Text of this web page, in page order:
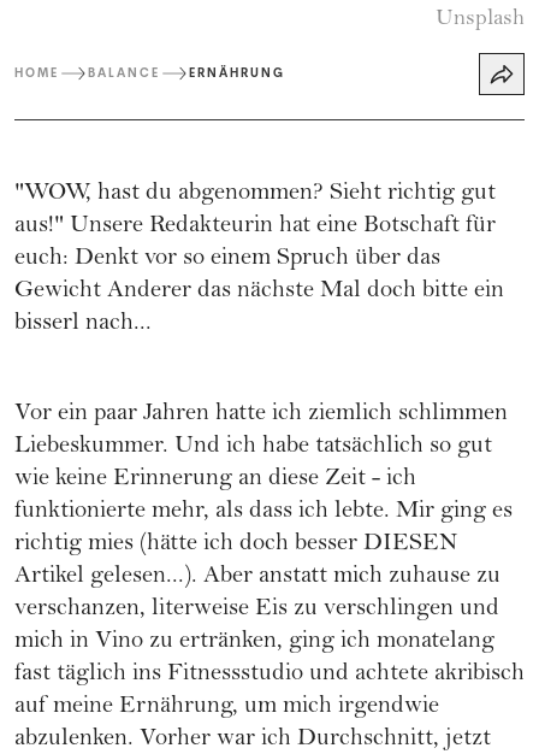
Unsplash
HOME BALANCE ERNÄHRUNG
"WOW, hast du abgenommen? Sieht richtig gut
aus!" Unsere Redakteurin hat eine Botschaft für
euch: Denkt vor so einem Spruch über das
Gewicht Anderer das nächste Mal doch bitte ein
bisserl nach...
Vor ein paar Jahren hatte ich ziemlich schlimmen
Liebeskummer. Und ich habe tatsächlich so gut
wie keine Erinnerung an diese Zeit - ich
funktionierte mehr, als dass ich lebte. Mir ging es
richtig mies (hätte ich doch besser DIESEN
Artikel gelesen...). Aber anstatt mich zuhause zu
verschanzen, literweise Eis zu verschlingen und
mich in Vino zu ertränken, ging ich monatelang
fast täglich ins Fitnessstudio und achtete akribisch
auf meine Ernährung, um mich irgendwie
abzulenken. Vorher war ich Durchschnitt, jetzt